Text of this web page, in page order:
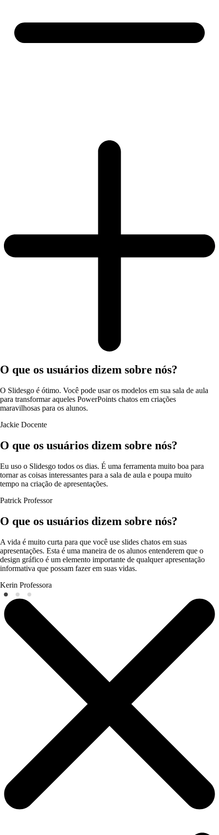
O que os usuários dizem sobre nós?
O Slidesgo é ótimo. Você pode usar os modelos em sua sala de aula
para transformar aqueles PowerPoints chatos em criações
maravilhosas para os alunos.
Jackie Docente
O que os usuários dizem sobre nós?
Eu uso o Slidesgo todos os dias. É uma ferramenta muito boa para
tornar as coisas interessantes para a sala de aula e poupa muito
tempo na criação de apresentações.
Patrick Professor
O que os usuários dizem sobre nós?
A vida é muito curta para que você use slides chatos em suas
apresentações. Esta é uma maneira de os alunos entenderem que o
design gráfico é um elemento importante de qualquer apresentação
informativa que possam fazer em suas vidas.
Kerin Professora